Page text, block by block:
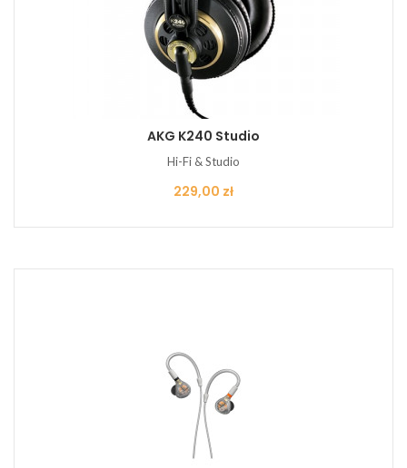
AKG K240 Studio
Hi-Fi & Studio
Cena
229,00 zł